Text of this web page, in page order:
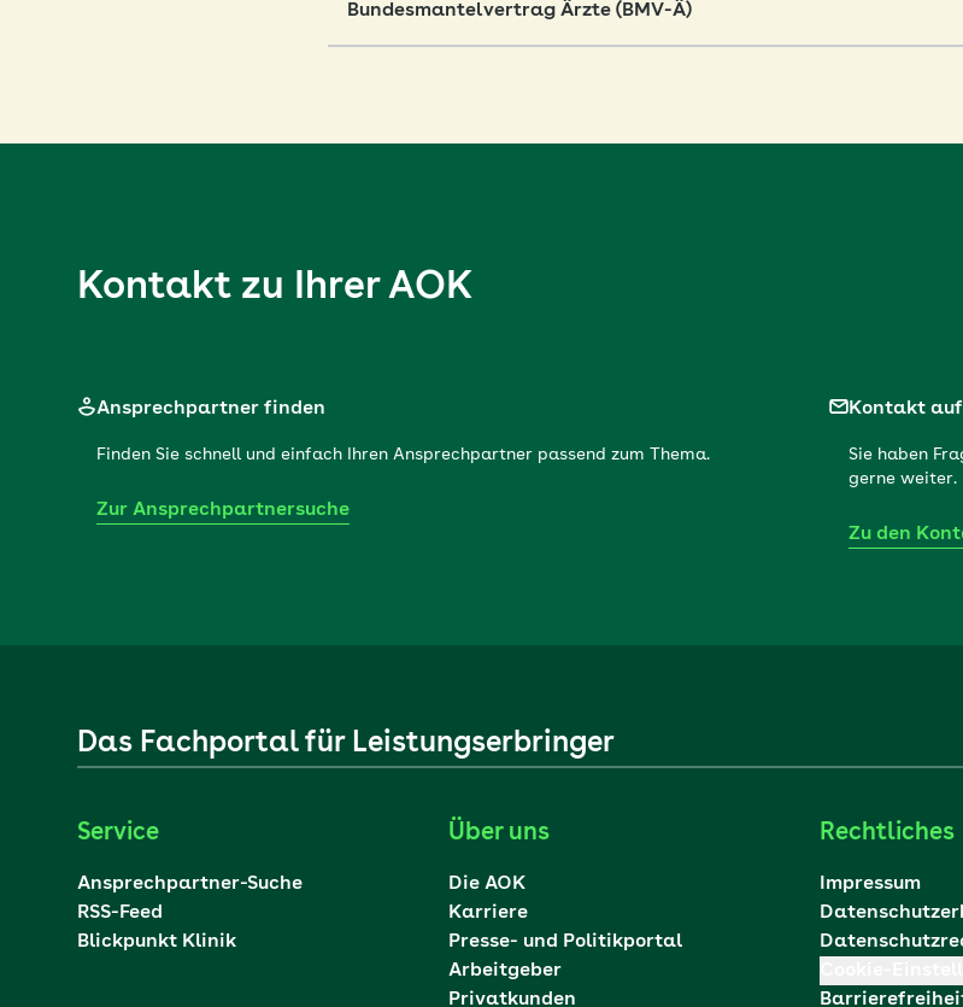
Bundesmantelvertrag Ärzte (BMV-Ä)
Kontakt zu Ihrer AOK
Ansprechpartner finden
Finden Sie schnell und einfach Ihren Ansprechpartner passend zum Thema.
Zur Ansprechpartnersuche
Kontakt
Sie haben
gerne weiter.
Zu den
Das Fachportal für Leistungserbringer
Service
Ansprechpartner-Suche
RSS-Feed
Blickpunkt Klinik
Über uns
Die AOK
Karriere
Presse- und Politikportal
Arbeitgeber
Privatkunden
Rechtliches
Impressum